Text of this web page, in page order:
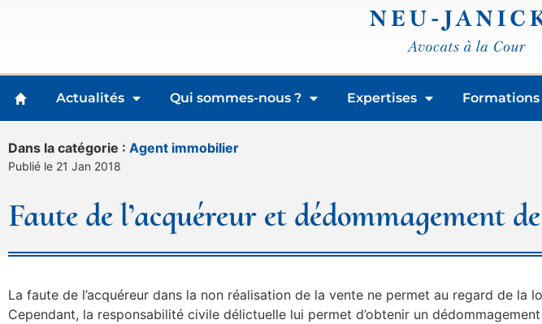
Actualités Qui sommes-nous ? Expertises Formations
Dans la catégorie : Agent immobilier
Publié le 21 Jan 2018
Faute de l’acquéreur et dédommagement
La faute de l’acquéreur dans la non réalisation de la vente ne permet au regard de la
Cependant, la responsabilité civile délictuelle lui permet d’obtenir un